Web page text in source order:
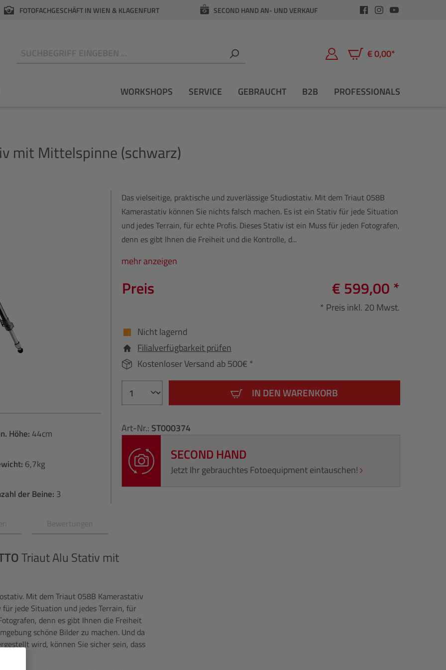
FOTOFACHGESCHÄFT IN WIEN & KLAGENFURT SECOND HAND AN- UND VERKAUF
€ 0,00*
Warenkorb enthält 0
WORKSHOPS SERVICE GEBRAUCHT B2B PROFESSIONALS
mit Mittelspinne (schwarz)
Höhe: 44cm
6,7kg
der Beine: 3
Das vielseitige, praktische und zuverlässige Studiostativ. Mit dem Triaut 058B
Kamerastativ können Sie nichts falsch machen. Es ist ein Stativ für jede Situation
und jedes Terrain, für echte Profis. Dieses Stativ ist ein Muss für jeden Fotografen,
denn es gibt Ihnen die Freiheit und die Kontrolle, d...
mehr anzeigen
Preis € 599,00 *
* Preis inkl. 20 Mwst.
Nicht lagernd
Filialverfügbarkeit prüfen
Kostenloser Versand ab 500€ *
IN DEN WARENKORB
Art-Nr.: ST000374
SECOND HAND
Jetzt Ihr gebrauchtes Fotoequipment eintauschen!
Bewertungen
Triaut Alu Stativ mit
Mit dem Triaut 058B Kamerastativ
jede Situation und jedes Terrain, für
denn es gibt Ihnen die Freiheit
schöne Bilder zu machen. Und da
wird, können Sie sicher sein, dass